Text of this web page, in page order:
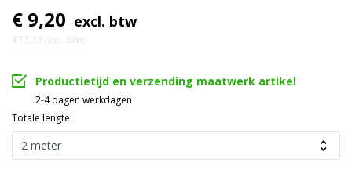
€ 9,20 excl. btw
€11,13 (inc. btw)
Productietijd en verzending maatwerk artikel
2-4 dagen werkdagen
Totale lengte: